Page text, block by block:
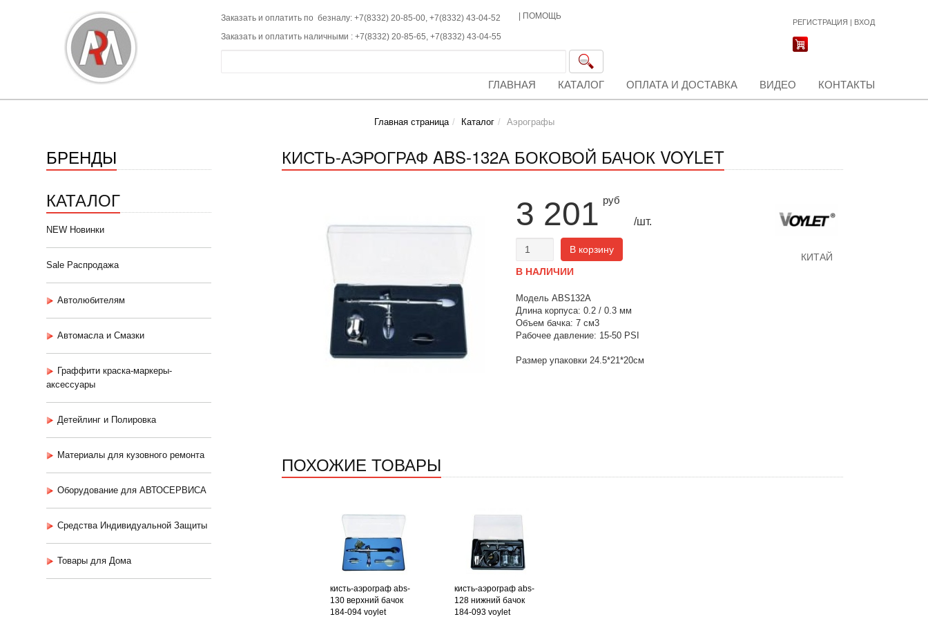
Заказать и оплатить по безналу: +7(8332) 20-85-00, +7(8332) 43-04-52
Заказать и оплатить наличными : +7(8332) 20-85-65, +7(8332) 43-04-55
ПОМОЩЬ
РЕГИСТРАЦИЯ | ВХОД
ГЛАВНАЯ КАТАЛОГ ОПЛАТА И ДОСТАВКА ВИДЕО КОНТАКТЫ
Главная страница Каталог Аэрографы
БРЕНДЫ
КАТАЛОГ
NEW Новинки
Sale Распродажа
Автолюбителям
Автомасла и Смазки
Граффити краска-маркеры-
аксессуары
Детейлинг и Полировка
Материалы для кузовного ремонта
Оборудование для АВТОСЕРВИСА
Средства Индивидуальной Защиты
Товары для Дома
КИСТЬ-АЭРОГРАФ ABS-132А БОКОВОЙ БАЧОК VOYLET
3 201 руб
/шт.
В корзину
В НАЛИЧИИ
Модель ABS132A
Длина корпуса: 0.2 / 0.3 мм
Объем бачка: 7 см3
Рабочее давление: 15-50 PSI
Размер упаковки 24.5*21*20см
КИТАЙ
ПОХОЖИЕ ТОВАРЫ
кисть-аэрограф abs-
130 верхний бачок
184-094 voylet
кисть-аэрограф abs-
128 нижний бачок
184-093 voylet